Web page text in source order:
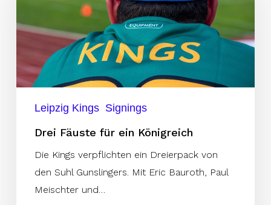
Königreich
Leipzig Kings Signings
Drei Fäuste für ein Königreich
Die Kings verpflichten ein Dreierpack von
den Suhl Gunslingers. Mit Eric Bauroth, Paul
Meischter und…